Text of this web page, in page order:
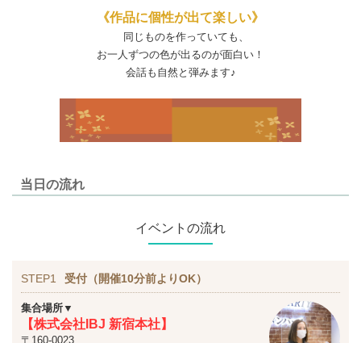
《作品に個性が出て楽しい》
同じものを作っていても、
お一人ずつの色が出るのが面白い！
会話も自然と弾みます♪
当日の流れ
イベントの流れ
STEP1 受付（開催10分前よりOK）
集合場所▼
【株式会社IBJ 新宿本社】
〒160-0023